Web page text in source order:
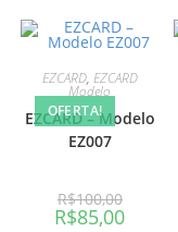
OFERTA!
EZCARD, EZCARD
Modelo
EZCARD – Modelo
EZ007
R$100,00
R$85,00